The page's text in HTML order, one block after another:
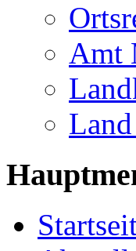
Amt